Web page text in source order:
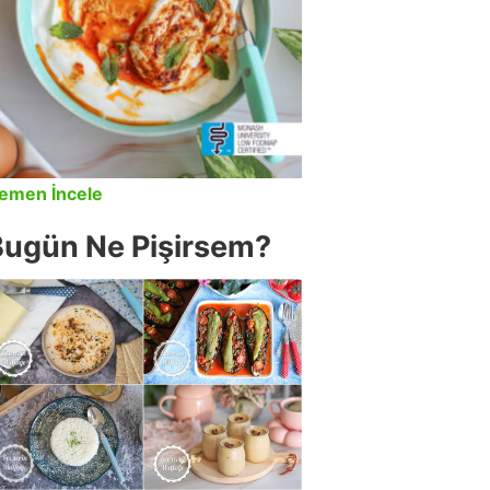
İncele
Ne Pişirsem?